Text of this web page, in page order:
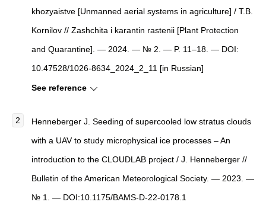
khozyaistve [Unmanned aerial systems in agriculture] / T.B.
Kornilov // Zashchita i karantin rastenii [Plant Protection
and Quarantine]. — 2024. — № 2. — P. 11–18. — DOI:
10.47528/1026-8634_2024_2_11 [in Russian]
See reference
Henneberger J. Seeding of supercooled low stratus clouds
with a UAV to study microphysical ice processes – An
introduction to the CLOUDLAB project / J. Henneberger //
Bulletin of the American Meteorological Society. — 2023. —
№ 1. — DOI:10.1175/BAMS-D-22-0178.1